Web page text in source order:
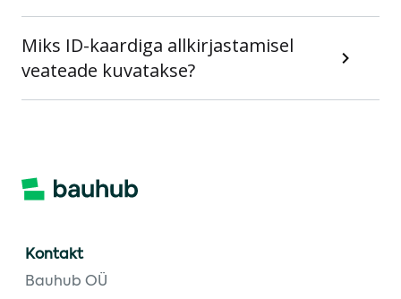
Miks ID-kaardiga allkirjastamisel
veateade kuvatakse?
Kontakt
Bauhub OÜ